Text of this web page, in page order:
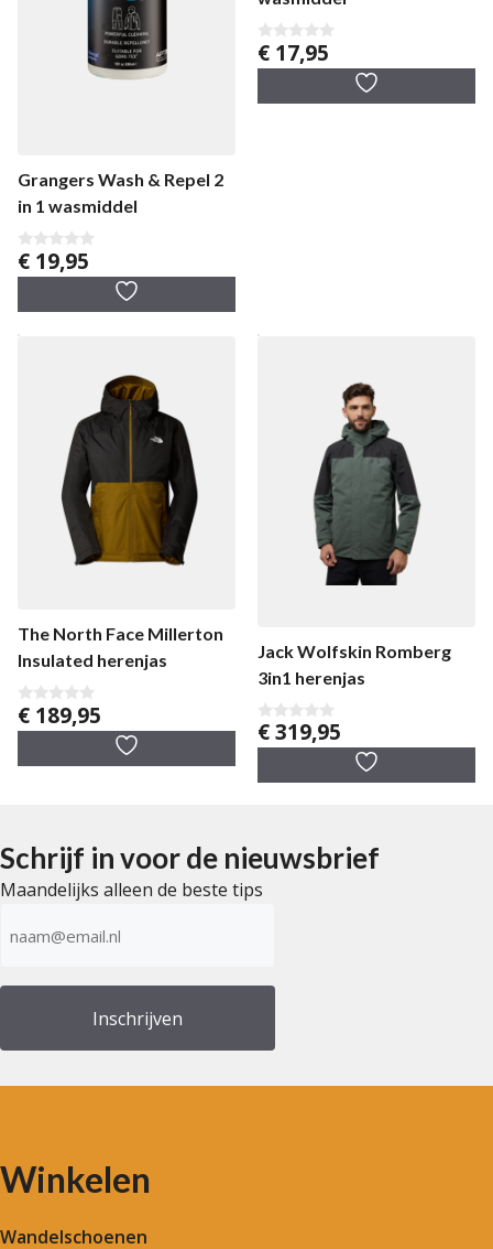
Grangers Wash & Repel 2
in 1 wasmiddel
0
v
5
€ 19,95
0
v
5
€ 17,95
The North Face Millerton
Insulated herenjas
0
v
5
€ 189,95
Jack Wolfskin Romberg
3in1 herenjas
0
v
€319,95
Schrijf in voor de nieuwsbrief
Maandelijks alleen de beste tips
mailadres
Winkelen
Wandelschoenen